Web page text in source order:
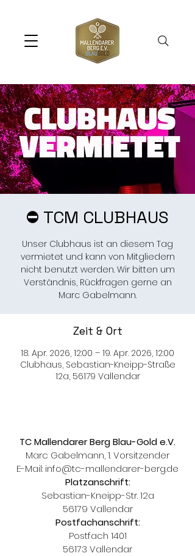
⛔️ TCM CLUBHAUS
Unser Clubhaus ist an diesem Tag
vermietet und kann von Mitgliedern
nicht benutzt werden. Wir bitten um
Verständnis, Rückfragen gerne an
Marc Gabelmann.
Zeit & Ort
18. Apr. 2026, 12:00 – 19. Apr. 2026, 12:00
Clubhaus, Sebastian-Kneipp-Straße
12a, 56179 Vallendar
TC Mallendarer Berg Blau-Gold e.V.
Marc Gabelmann, 1. Vorsitzender
E-Mail: info@tc-mallendarer-berg.de
Platzanschrift:
Sebastian-Kneipp-Str. 12a
56179 Vallendar
Postfachanschrift:
Postfach 1401
56173 Vallendar